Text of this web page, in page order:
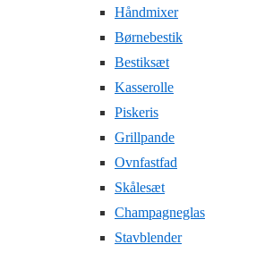
Håndmixer
Børnebestik
Bestiksæt
Kasserolle
Piskeris
Grillpande
Ovnfastfad
Skålesæt
Champagneglas
Stavblender